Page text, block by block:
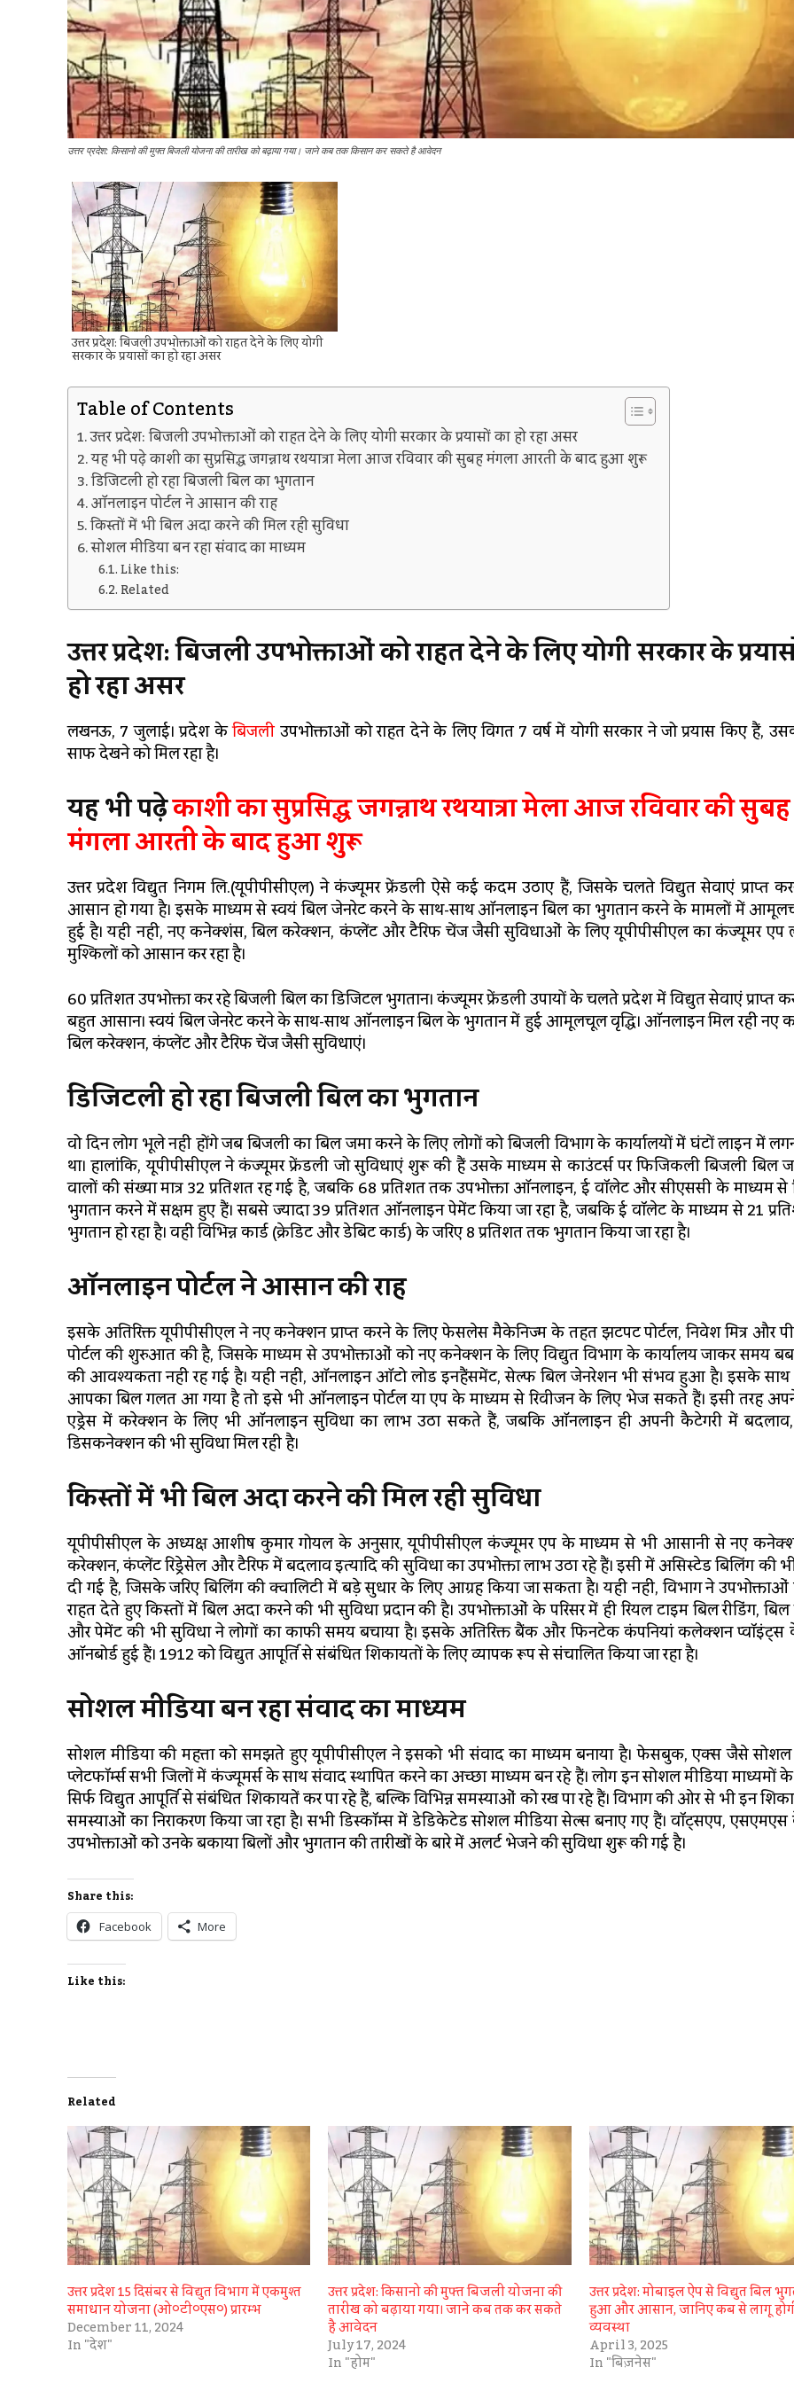
उत्तर प्रदेश: किसानो की मुफ्त बिजली योजना की तारीख को बढ़ाया गया। जाने कब तक किसान कर सकते है आवेदन
उत्तर प्रदेश: बिजली उपभोक्ताओं को राहत देने के लिए योगी
सरकार के प्रयासों का हो रहा असर
Table of Contents
उत्तर प्रदेश: बिजली उपभोक्ताओं को राहत देने के लिए योगी सरकार के प्रयासों का हो रहा असर
यह भी पढ़े काशी का सुप्रसिद्ध जगन्नाथ रथयात्रा मेला आज रविवार की सुबह मंगला आरती के बाद हुआ शुरू
डिजिटली हो रहा बिजली बिल का भुगतान
ऑनलाइन पोर्टल ने आसान की राह
किस्तों में भी बिल अदा करने की मिल रही सुविधा
सोशल मीडिया बन रहा संवाद का माध्यम
Like this:
Related
उत्तर प्रदेश: बिजली उपभोक्ताओं को राहत देने के लिए योगी सरकार के
हो रहा असर
लखनऊ, 7 जुलाई। प्रदेश केबिजलीउपभोक्ताओं को राहत देने के लिए विगत 7 वर्ष में योगी सरकार ने जो प्रयास किए हैं,
साफ देखने को मिल रहा है।
यह भी पढ़ेकाशी का सुप्रसिद्ध जगन्नाथ रथयात्रा मेला आज रविवार की सुबह
मंगला आरती के बाद हुआ शुरू
उत्तर प्रदेश विद्युत निगम लि.(यूपीपीसीएल) ने कंज्यूमर फ्रेंडली ऐसे कई कदम उठाए हैं, जिसके चलते विद्युत सेवाएं प्राप्त
आसान हो गया है। इसके माध्यम से स्वयं बिल जेनरेट करने के साथ-साथ ऑनलाइन बिल का भुगतान करने के मामलों में
हुई है। यही नहीं, नए कनेक्शंस, बिल करेक्शन, कंप्लेंट और टैरिफ चेंज जैसी सुविधाओं के लिए यूपीपीसीएल का कंज्यूमर एप
मुश्किलों को आसान कर रहा है।
60 प्रतिशत उपभोक्ता कर रहे बिजली बिल का डिजिटल भुगतान। कंज्यूमर फ्रेंडली उपायों के चलते प्रदेश में विद्युत सेवाएं प्राप्त
बहुत आसान। स्वयं बिल जेनरेट करने के साथ-साथ ऑनलाइन बिल के भुगतान में हुई आमूलचूल वृद्धि। ऑनलाइन मिल रहीं नए
बिल करेक्शन, कंप्लेंट और टैरिफ चेंज जैसी सुविधाएं।
डिजिटली हो रहा बिजली बिल का भुगतान
वो दिन लोग भूले नहीं होंगे जब बिजली का बिल जमा करने के लिए लोगों को बिजली विभाग के कार्यालयों में घंटों लाइन में
था। हालांकि, यूपीपीसीएल ने कंज्यूमर फ्रेंडली जो सुविधाएं शुरू की हैं उसके माध्यम से काउंटर्स पर फिजिकली बिजली बिल
वालों की संख्या मात्र 32 प्रतिशत रह गई है, जबकि 68 प्रतिशत तक उपभोक्ता ऑनलाइन, ई वॉलेट और सीएससी के माध्यम
भुगतान करने में सक्षम हुए हैं। सबसे ज्यादा 39 प्रतिशत ऑनलाइन पेमेंट किया जा रहा है, जबकि ई वॉलेट के माध्यम से 21
भुगतान हो रहा है। वहीं विभिन्न कार्ड (क्रेडिट और डेबिट कार्ड) के जरिए 8 प्रतिशत तक भुगतान किया जा रहा है।
ऑनलाइन पोर्टल ने आसान की राह
इसके अतिरिक्त यूपीपीसीएल ने नए कनेक्शन प्राप्त करने के लिए फेसलेस मैकेनिज्म के तहत झटपट पोर्टल, निवेश मित्र और
पोर्टल की शुरुआत की है, जिसके माध्यम से उपभोक्ताओं को नए कनेक्शन के लिए विद्युत विभाग के कार्यालय जाकर समय
की आवश्यकता नहीं रह गई है। यही नहीं, ऑनलाइन ऑटो लोड इनहैंसमेंट, सेल्फ बिल जेनरेशन भी संभव हुआ है। इसके साथ
आपका बिल गलत आ गया है तो इसे भी ऑनलाइन पोर्टल या एप के माध्यम से रिवीजन के लिए भेज सकते हैं। इसी तरह
एड्रेस में करेक्शन के लिए भी ऑनलाइन सुविधा का लाभ उठा सकते हैं, जबकि ऑनलाइन ही अपनी कैटेगरी में बदलाव,
डिसकनेक्शन की भी सुविधा मिल रही है।
किस्तों में भी बिल अदा करने की मिल रही सुविधा
यूपीपीसीएल के अध्यक्ष आशीष कुमार गोयल के अनुसार, यूपीपीसीएल कंज्यूमर एप के माध्यम से भी आसानी से नए
करेक्शन, कंप्लेंट रिड्रेसेल और टैरिफ में बदलाव इत्यादि की सुविधा का उपभोक्ता लाभ उठा रहे हैं। इसी में असिस्टेड बिलिंग की
दी गई है, जिसके जरिए बिलिंग की क्वालिटी में बड़े सुधार के लिए आग्रह किया जा सकता है। यही नहीं, विभाग ने
राहत देते हुए किस्तों में बिल अदा करने की भी सुविधा प्रदान की है। उपभोक्ताओं के परिसर में ही रियल टाइम बिल रीडिंग,
और पेमेंट की भी सुविधा ने लोगों का काफी समय बचाया है। इसके अतिरिक्त बैंक और फिनटेक कंपनियां कलेक्शन
ऑनबोर्ड हुई हैं। 1912 को विद्युत आपूर्ति से संबंधित शिकायतों के लिए व्यापक रूप से संचालित किया जा रहा है।
सोशल मीडिया बन रहा संवाद का माध्यम
सोशल मीडिया की महत्ता को समझते हुए यूपीपीसीएल ने इसको भी संवाद का माध्यम बनाया है। फेसबुक, एक्स जैसे सोशल
प्लेटफॉर्म्स सभी जिलों में कंज्यूमर्स के साथ संवाद स्थापित करने का अच्छा माध्यम बन रहे हैं। लोग इन सोशल मीडिया माध्यमों
सिर्फ विद्युत आपूर्ति से संबंधित शिकायतें कर पा रहे हैं, बल्कि विभिन्न समस्याओं को रख पा रहे हैं। विभाग की ओर से भी इन
समस्याओं का निराकरण किया जा रहा है। सभी डिस्कॉम्स में डेडिकेटेड सोशल मीडिया सेल्स बनाए गए हैं। वॉट्सएप,
उपभोक्ताओं को उनके बकाया बिलों और भुगतान की तारीखों के बारे में अलर्ट भेजने की सुविधा शुरू की गई है।
Share this:
Facebook More
Like this:
Related
उत्तर प्रदेश 15 दिसंबर से विद्युत विभाग में एकमुश्त
समाधान योजना (ओ०टी०एस०) प्रारम्भ
December 11, 2024
In "देश"
उत्तर प्रदेश: किसानो की मुफ्त बिजली योजना की
तारीख को बढ़ाया गया। जाने कब तक कर सकते
है आवेदन
July 17, 2024
In "होम"
उत्तर प्रदेश: मोबाइल ऐप से विद्युत बिल
हुआ और आसान, जानिए कब से लागू
व्यवस्था
April 3, 2025
In "बिज़नेस"